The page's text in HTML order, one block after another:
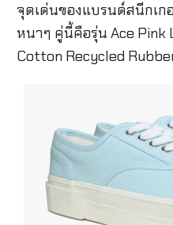
จุดเด่นของแบรนด์สนีกเก
หนาๆ คู่นี้คือรุ่น Ace Pink
Cotton Recycled